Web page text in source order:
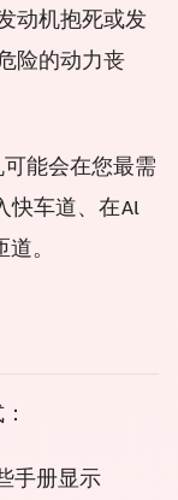
动机抱死或发
险的动力丧
能会在您最需
车道、在Al
。
手册显示